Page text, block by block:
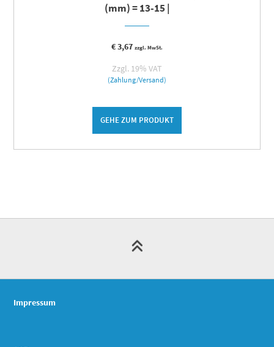
(mm) = 13-15 |
€3,67 zzgl. MwSt.
Zzgl. 19% VAT
(Zahlung/Versand)
GEHE ZUM PRODUKT
Impressum